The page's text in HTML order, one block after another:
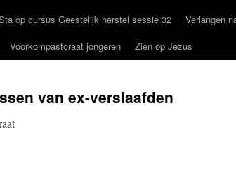
op cursus Geestelijk herstel sessie 32
Verlangen
Voorkompastoraat jongeren Zien op Jezus
van ex-verslaafden